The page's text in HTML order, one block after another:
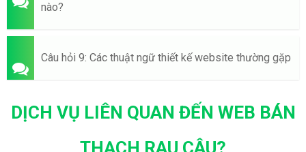
nào?
Câu hỏi 9: Các thuật ngữ thiết kế website thường gặp
DỊCH VỤ LIÊN QUAN ĐẾN WEB BÁN
THẠCH RAU CÂU?